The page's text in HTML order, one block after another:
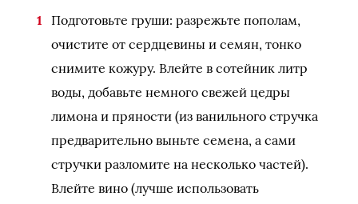
Подготовьте груши: разрежьте пополам,
очистите от сердцевины и семян, тонко
снимите кожуру. Влейте в сотейник литр
воды, добавьте немного свежей цедры
лимона и пряности (из ванильного стручка
предварительно выньте семена, а сами
стручки разломите на несколько частей).
Влейте вино (лучше использовать